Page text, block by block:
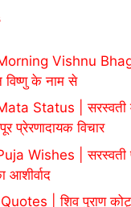
Vishnu
के नाम से
Status | सरस्वती
प्रेरणादायक विचार
Wishes | सरस्वती
| शिव पुराण